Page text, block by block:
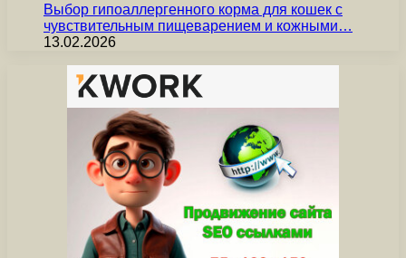
Выбор гипоаллергенного корма для кошек с
чувствительным пищеварением и кожными…
13.02.2026